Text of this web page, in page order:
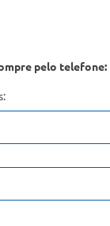
pelo telefone: